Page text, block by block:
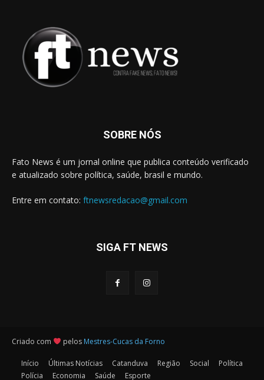
SOBRE NÓS
Fato News é um jornal online que publica conteúdo verificado
e atualizado sobre política, saúde, brasil e mundo.
Entre em contato: ftnewsredacao@gmail.com
SIGA FT NEWS
Criado com pelos Mestres-Cucas da Forno
Início Últimas Notícias Catanduva Região Social
Política
Polícia
Economia Saúde Esporte